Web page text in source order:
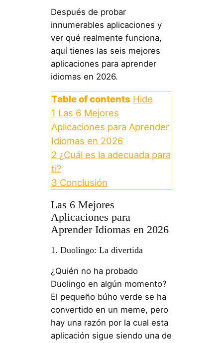
Después de probar
innumerables aplicaciones y
ver qué realmente funciona,
aquí tienes las seis mejores
aplicaciones para aprender
idiomas en 2026.
Table of contents Hide
1 Las 6 Mejores
Aplicaciones para Aprender
Idiomas en 2026
2 ¿Cuál es la adecuada para
ti?
3 Conclusión
Las 6 Mejores
Aplicaciones para
Aprender Idiomas en 2026
1. Duolingo: La divertida
¿Quién no ha probado
Duolingo en algún momento?
El pequeño búho verde se ha
convertido en un meme, pero
hay una razón por la cual esta
aplicación sigue siendo una de